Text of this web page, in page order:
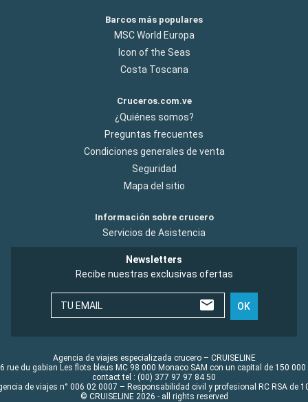
Barcos más populares
MSC World Europa
Icon of the Seas
Costa Toscana
Cruceros.com.ve
¿Quiénes somos?
Preguntas frecuentes
Condiciones generales de venta
Seguridad
Mapa del sitio
Información sobre crucero
Servicios de Asistencia
Newsletters
Recibe nuestras exclusivas ofertas
TU EMAIL OK
Agencia de viajes especializada crucero – CRUISELINE
rue du gabian Les flots bleus MC 98 000 Monaco SAM con un capital de 150 000
contact tel : (00) 377 97 97 84 50
de viajes n° 006 02 0007 – Responsabilidad civil y profesional RC RSA de
© CRUISELINE 2026 - all rights reserved